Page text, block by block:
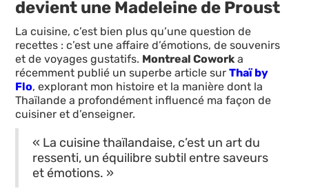
devient une Madeleine de Proust
La cuisine, c’est bien plus qu’une question de
recettes : c’est une affaire d’émotions, de souvenirs
et de voyages gustatifs. Montreal Cowork a
récemment publié un superbe article surThaï by
Flo, explorant mon histoire et la manière dont la
Thaïlande a profondément influencé ma façon de
cuisiner et d’enseigner.
« La cuisine thaïlandaise, c’est un art du
ressenti, un équilibre subtil entre saveurs
et émotions. »